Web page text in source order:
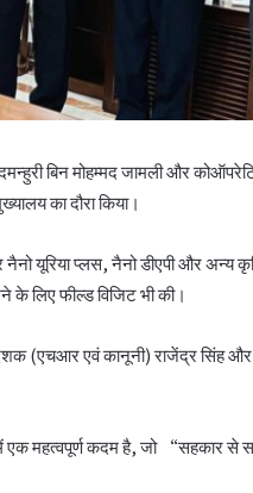
बिन मोहम्मद जामली और
का दौरा किया।
यूरिया प्लस, नैनो डीएपी और अन्य
के लिए फील्ड विजिट भी की।
एवं कानूनी) राजेंद्र सिंह और
में एक महत्वपूर्ण कदम है, जो “सहकार